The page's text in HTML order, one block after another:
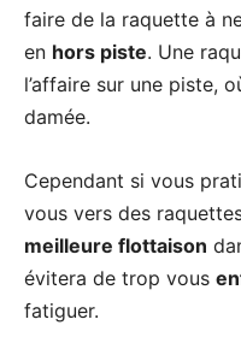
faire de la raquette à
en hors piste. Une
l’affaire sur une piste,
damée.
Cependant si vous
vous vers des
meilleure flottaison
évitera de trop vous
fatiguer.